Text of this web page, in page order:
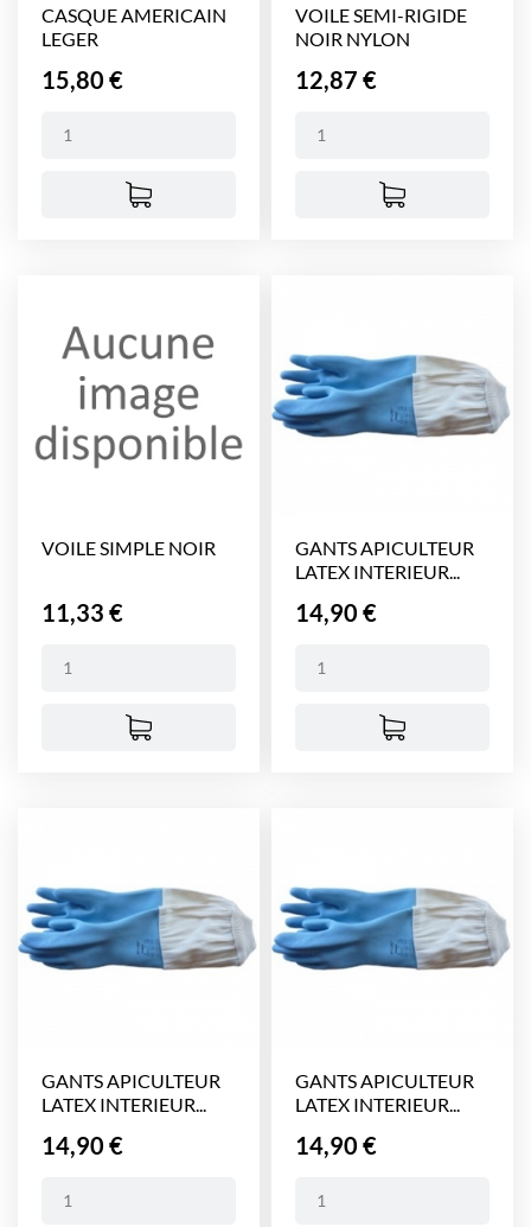
CASQUE AMERICAIN
LEGER
Prix
15,80 €
VOILE SEMI-RIGIDE
NOIR NYLON
Prix
12,87 €
VOILE SIMPLE NOIR
Prix
11,33 €
GANTS APICULTEUR
LATEX INTERIEUR...
Prix
14,90 €
GANTS APICULTEUR
LATEX INTERIEUR...
Prix
14,90 €
GANTS APICULTEUR
LATEX INTERIEUR...
Prix
14,90 €